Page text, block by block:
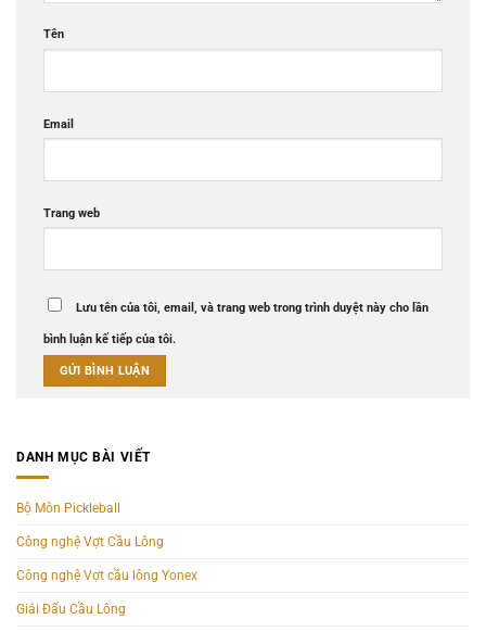
Tên
Email
Trang web
Lưu tên của tôi, email, và trang web trong trình duyệt này cho lần
bình luận kế tiếp của tôi.
DANH MỤC BÀI VIẾT
Bộ Môn Pickleball
Công nghệ Vợt Cầu Lông
Công nghệ Vợt cầu lông Yonex
Giải Đấu Cầu Lông